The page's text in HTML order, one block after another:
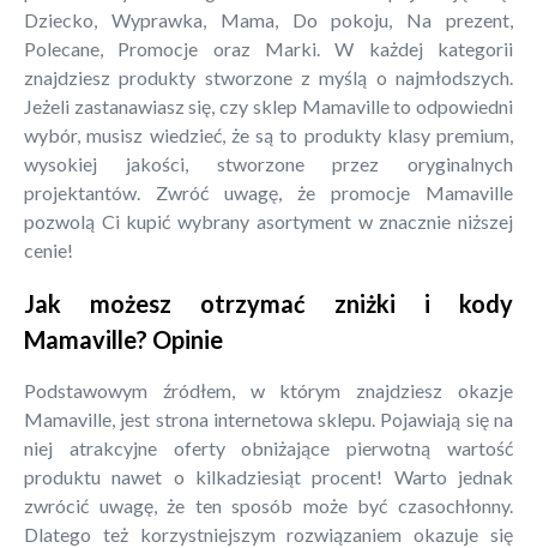
Dziecko, Wyprawka, Mama, Do pokoju, Na prezent,
Polecane, Promocje oraz Marki. W każdej kategorii
znajdziesz produkty stworzone z myślą o najmłodszych.
Jeżeli zastanawiasz się, czy sklep Mamaville to odpowiedni
wybór, musisz wiedzieć, że są to produkty klasy premium,
wysokiej jakości, stworzone przez oryginalnych
projektantów. Zwróć uwagę, że promocje Mamaville
pozwolą Ci kupić wybrany asortyment w znacznie niższej
cenie!
Jak możesz otrzymać zniżki i kody
Mamaville? Opinie
Podstawowym źródłem, w którym znajdziesz okazje
Mamaville, jest strona internetowa sklepu. Pojawiają się na
niej atrakcyjne oferty obniżające pierwotną wartość
produktu nawet o kilkadziesiąt procent! Warto jednak
zwrócić uwagę, że ten sposób może być czasochłonny.
Dlatego też korzystniejszym rozwiązaniem okazuje się